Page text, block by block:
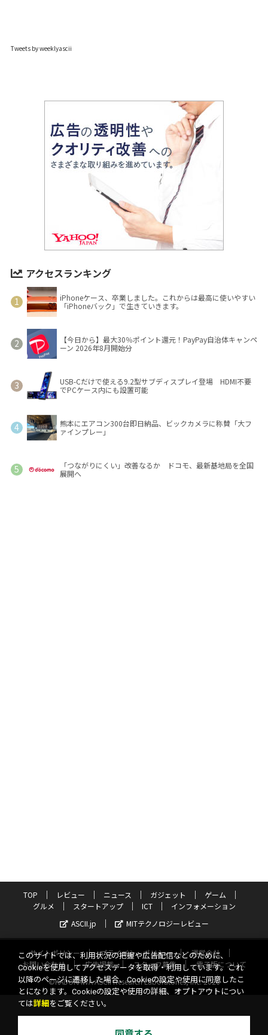
Tweets by weeklyascii
アクセスランキング
iPhoneケース、卒業しました。これからは最高に使いやすい
「iPhoneバック」で生きていきます。
【今日から】最大30％ポイント還元！PayPay自治体キャンペ
ーン 2026年8月開始分
USB-Cだけで使える9.2型サブディスプレイ登場 HDMI不要
でPCケース内にも設置可能
熊本にエアコン300台即日納品、ビックカメラに称賛「大フ
ァインプレー」
「つながりにくい」改善なるか ドコモ、最新基地局を全国
展開へ
TOP レビュー ニュース ガジェット
ゲーム
グルメ
スタートアップ ICT
インフォメーション
ASCII.jp
MITテクノロジーレビュー
サイトポリシー プライバシーポリシー
運営会社
お問い合わせ
広告掲載 スタッフ募集
電子版について
©KADOKAWA ASCII Research Laboratories, Inc. 2026
このサイトでは、利用状況の把握や広告配信などのために、
Cookieを使用してアクセスデータを取得・利用しています。これ
以降のページに遷移した場合、Cookieの設定や使用に同意したこ
とになります。Cookieの設定や使用の詳細、オプトアウトについ
ては詳細 をご覧ください。